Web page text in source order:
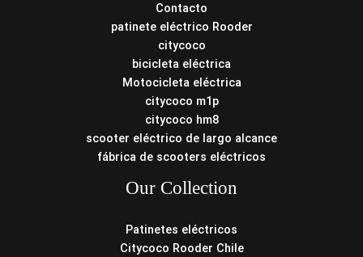
Contacto
patinete eléctrico Rooder
citycoco
bicicleta eléctrica
Motocicleta eléctrica
citycoco m1p
citycoco hm8
scooter eléctrico de largo alcance
fábrica de scooters eléctricos
Our Collection
Patinetes eléctricos
Citycoco Rooder Chile